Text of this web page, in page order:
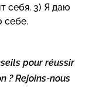
себя. 3) Я даю
себе.
pour réussir
? Rejoins-nous